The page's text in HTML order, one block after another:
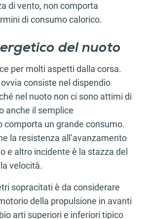
di vento, non comporta
di consumo calorico.
del nuoto
per molti aspetti dalla corsa.
consiste nel dispendio
nel nuoto non ci sono attimi di
anche il semplice
comporta un grande consumo.
la resistenza all’avanzamento
e altro incidente è la stazza del
velocità.
sopracitati è da considerare
della propulsione in avanti
arti superiori e inferiori tipico